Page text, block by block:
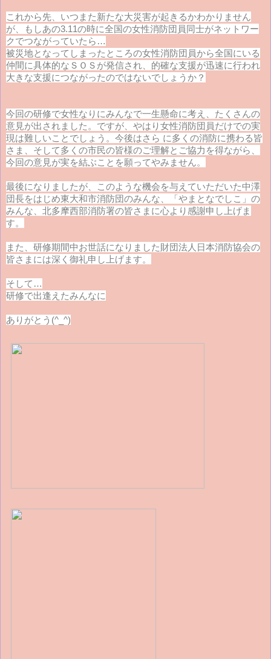
これから先、いつまた新たな大災害が起きるかわかりません
が、もしあの3.11の時に全国の女性消防団員同士がネットワー
クでつながっていたら…
被災地となってしまったところの女性消防団員から全国にいる
仲間に具体的なＳＯＳが発信され、的確な支援が迅速に行われ
大きな支援につながったのではないでしょうか？
今回の研修で女性なりにみんなで一生懸命に考え、たくさんの
意見が出されました。ですが、やはり女性消防団員だけでの実
現は難しいことでしょう。今後はさら に多くの消防に携わる皆
さま、そして多くの市民の皆様のご理解とご協力を得ながら、
今回の意見が実を結ぶことを願ってやみません。
最後になりましたが、このような機会を与えていただいた中澤
団長をはじめ東大和市消防団のみんな、「やまとなでしこ」の
みんな、北多摩西部消防署の皆さまに心より感謝申し上げま
す。
また、研修期間中お世話になりました財団法人日本消防協会の
皆さまには深く御礼申し上げます。
そして…
研修で出逢えたみんなに
ありがとう(^_^)